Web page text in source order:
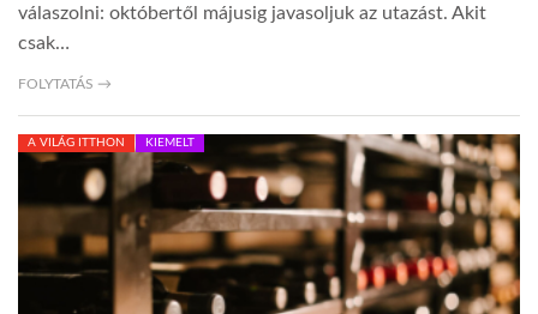
válaszolni: októbertől májusig javasoljuk az utazást. Akit
csak…
FOLYTATÁS →
A VILÁG ITTHON KIEMELT